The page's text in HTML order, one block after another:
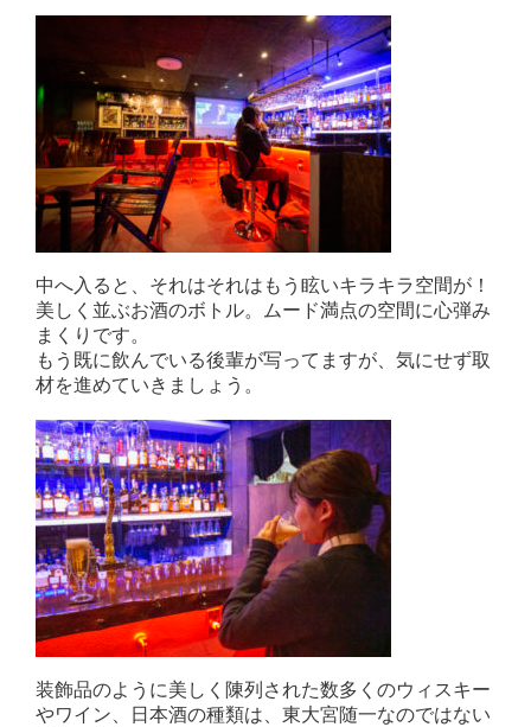
中へ入ると、それはそれはもう眩いキラキラ空間が！
美しく並ぶお酒のボトル。ムード満点の空間に心弾み
まくりです。
もう既に飲んでいる後輩が写ってますが、気にせず取
材を進めていきましょう。
装飾品のように美しく陳列された数多くのウィスキー
やワイン、日本酒の種類は、東大宮随一なのではない